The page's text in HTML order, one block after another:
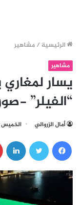
الرئيسية / مشاهير
مشاهير
يسار
“الفيلر” -
أمال الزروالي الخميس 15 مايو 2025 - 11:00